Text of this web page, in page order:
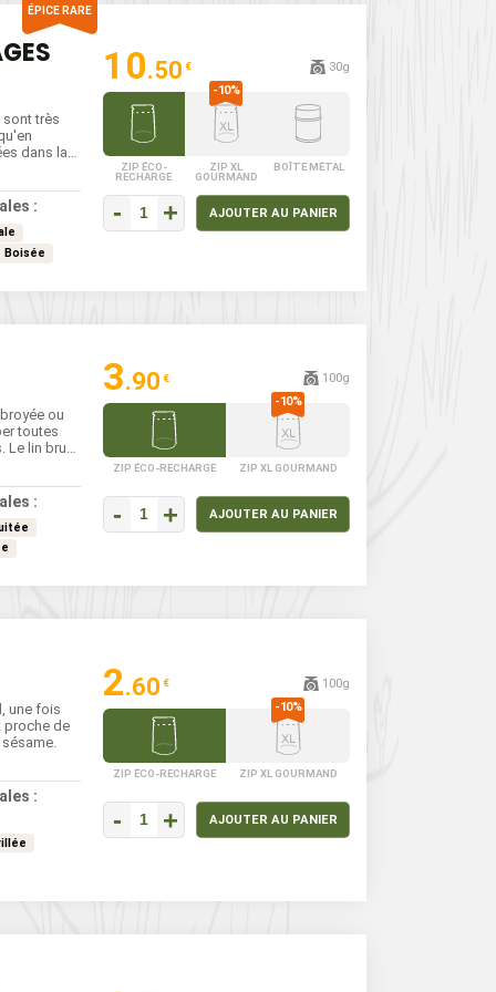
très
dans la
à
:
Boisée
10.50 € 30g
ZIP ÉCO-
RECHARGE
ZIP XL
GOURMAND
BOÎTE MÉTAL
- + AJOUTER AU PANIER
ou
toutes
lin brun
:
3.90 € 100g
ZIP ÉCO-RECHARGE ZIP XL GOURMAND
- + AJOUTER AU PANIER
une fois
proche de
:
2.60 € 100g
ZIP ÉCO-RECHARGE ZIP XL GOURMAND
- + AJOUTER AU PANIER